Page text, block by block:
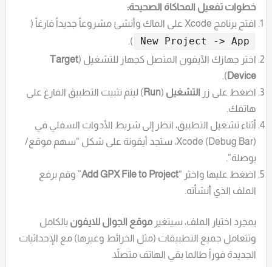
خطوات تفعيل المحاكاة الصحيحة:
افتح برنامج Xcode على الماك وأنشئ مشروعاً جديداً فارغاً (
New Project -> App
).
اختر جهازك الآيفون المتصل كجهاز للتشغيل (Target
Device
).
اضغط على زر التشغيل (
Run) ليتم تثبيت التطبيق الفارغ على
هاتفك.
أثناء تشغيل التطبيق، انظر إلى شريط الأدوات السفلي في
Xcode (Debug Bar)، ستجد أيقونة على شكل “سهم موقع/
بوصلة”.
اضغط عليها واختر “Add GPX File to Project” وقم برفع
الملف الذي أنشأته.
بمجرد اختيار الملف، سيتغيرموقع الجوال للايفون بالكامل
وتتعامل جميع التطبيقات (مثل الخرائط وغيرها) مع الإحداثيات
الجديدة فوراً طالما بقي الهاتف متصلاً.